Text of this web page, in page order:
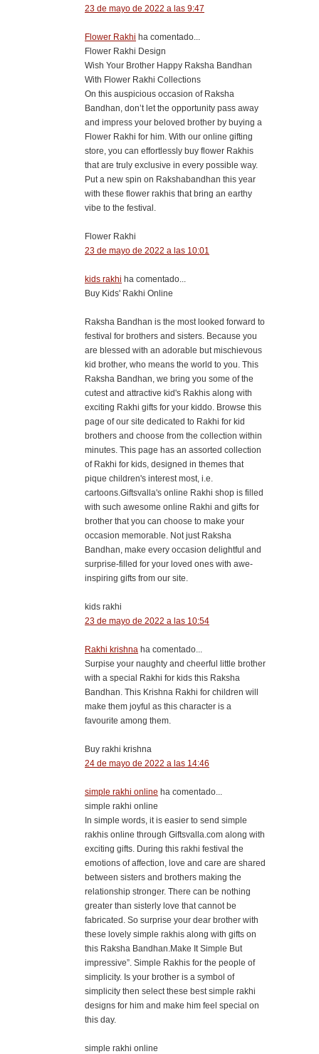
23 de mayo de 2022 a las 9:47
Flower Rakhi ha comentado...
Flower Rakhi Design
Wish Your Brother Happy Raksha Bandhan
With Flower Rakhi Collections
On this auspicious occasion of Raksha
Bandhan, don’t let the opportunity pass away
and impress your beloved brother by buying a
Flower Rakhi for him. With our online gifting
store, you can effortlessly buy flower Rakhis
that are truly exclusive in every possible way.
Put a new spin on Rakshabandhan this year
with these flower rakhis that bring an earthy
vibe to the festival.
Flower Rakhi
23 de mayo de 2022 a las 10:01
kids rakhi ha comentado...
​Buy Kids' Rakhi Online
Raksha Bandhan is the most looked forward to
festival for brothers and sisters. Because you
are blessed with an adorable but mischievous
kid brother, who means the world to you. This
Raksha Bandhan, we bring you some of the
cutest and attractive kid's Rakhis along with
exciting Rakhi gifts for your kiddo. Browse this
page of our site dedicated to Rakhi for kid
brothers and choose from the collection within
minutes. This page has an assorted collection
of Rakhi for kids, designed in themes that
pique children's interest most, i.e.
cartoons.Giftsvalla's online Rakhi shop is filled
with such awesome online Rakhi and gifts for
brother that you can choose to make your
occasion memorable. Not just Raksha
Bandhan, make every occasion delightful and
surprise-filled for your loved ones with awe-
inspiring gifts from our site.
kids rakhi
23 de mayo de 2022 a las 10:54
Rakhi krishna ha comentado...
Surpise your naughty and cheerful little brother
with a special Rakhi for kids this Raksha
Bandhan. This Krishna Rakhi for children will
make them joyful as this character is a
favourite among them.
Buy rakhi krishna
24 de mayo de 2022 a las 14:46
simple rakhi online ha comentado...
simple rakhi online
​In simple words, it is easier to send simple
rakhis online through Giftsvalla.com along with
exciting gifts. During this rakhi festival the
emotions of affection, love and care are shared
between sisters and brothers making the
relationship stronger. There can be nothing
greater than sisterly love that cannot be
fabricated. So surprise your dear brother with
these lovely simple rakhis along with gifts on
this Raksha Bandhan.Make It Simple But
impressive”. Simple Rakhis for the people of
simplicity. Is your brother is a symbol of
simplicity then select these best simple rakhi
designs for him and make him feel special on
this day.​
simple rakhi online